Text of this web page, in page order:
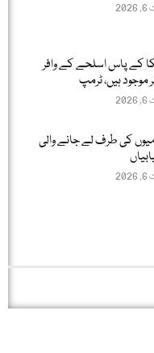
کے پاس اسلحے کے وافر
موجود ہیں، ٹرمپ
کی طرف لے جانے والی